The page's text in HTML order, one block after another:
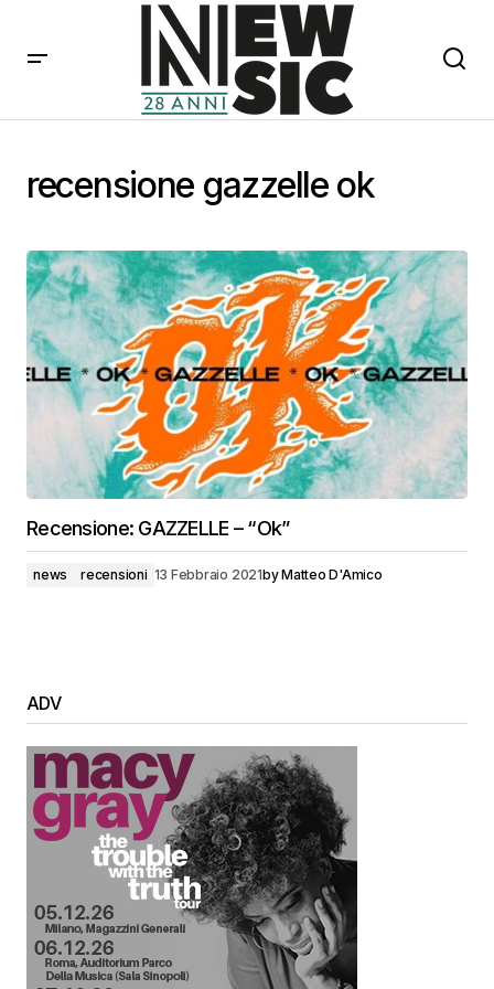
recensione gazzelle ok
Recensione: GAZZELLE – “Ok”
news recensioni 13 Febbraio 2021byMatteo D'Amico
ADV